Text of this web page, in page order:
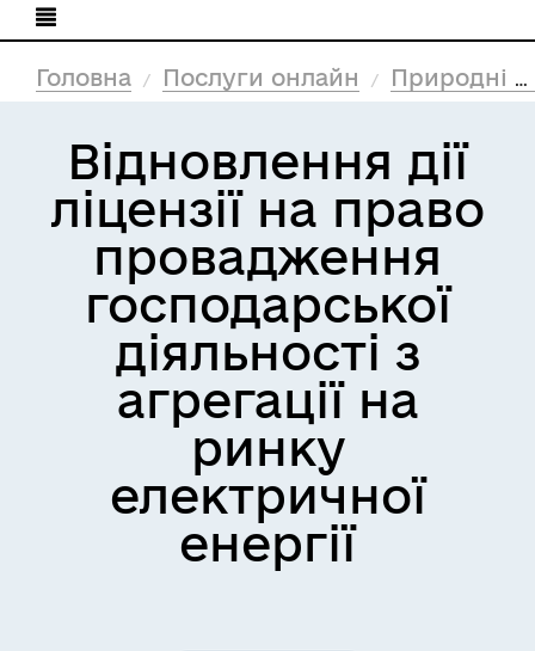
Головна Послуги онлайн Природні ресурси та екологія
Відновлення дії
ліцензії на право
провадження
господарської
діяльності з
агрегації на
ринку
електричної
енергії